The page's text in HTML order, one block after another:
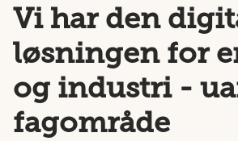
Vi har den
løsningen for
og industri -
fagområde